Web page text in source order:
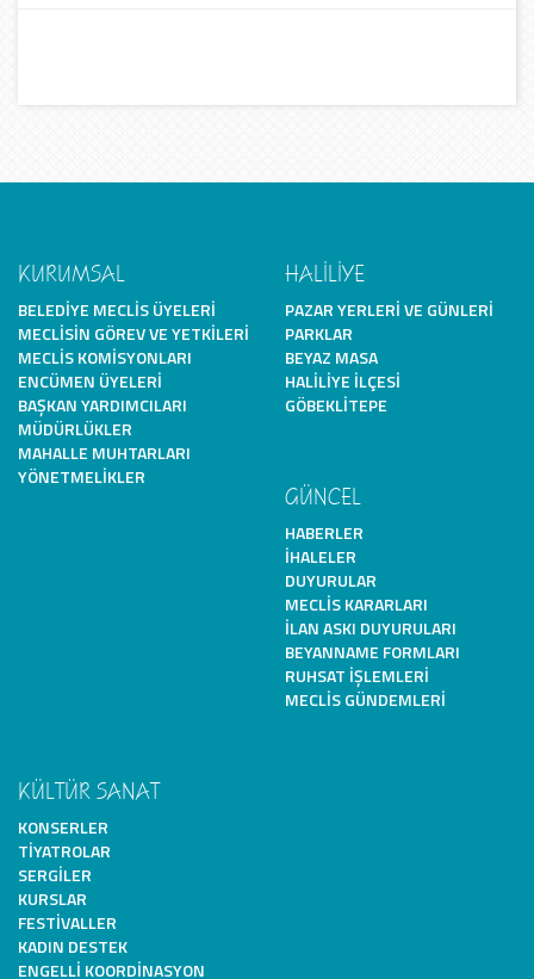
KURUMSAL
BELEDIYE MECLIS ÜYELERI
MECLISIN GÖREV VE YETKILERI
MECLIS KOMISYONLARI
ENCÜMEN ÜYELERI
BAŞKAN YARDIMCILARI
MÜDÜRLÜKLER
MAHALLE MUHTARLARI
YÖNETMELIKLER
HALİLİYE
PAZAR YERLERI VE GÜNLERI
PARKLAR
BEYAZ MASA
HALILIYE İLÇESI
GÖBEKLITEPE
GÜNCEL
HABERLER
İHALELER
DUYURULAR
MECLIS KARARLARI
İLAN ASKI DUYURULARI
BEYANNAME FORMLARI
RUHSAT İŞLEMLERI
MECLIS GÜNDEMLERI
KÜLTÜR SANAT
KONSERLER
TIYATROLAR
SERGILER
KURSLAR
FESTIVALLER
KADIN DESTEK
ENGELLI KOORDINASYON